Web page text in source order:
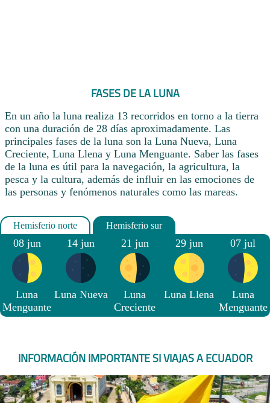
FASES DE LA LUNA
En un año la luna realiza 13 recorridos en torno a la tierra
con una duración de 28 días aproximadamente. Las
principales fases de la luna son la Luna Nueva, Luna
Creciente, Luna Llena y Luna Menguante. Saber las fases
de la luna es útil para la navegación, la agricultura, la
pesca y la cultura, además de influir en las emociones de
las personas y fenómenos naturales como las mareas.
08 jun
Luna
Menguante
14 jun
Luna Nueva
21 jun
Luna
Creciente
29 jun
Luna Llena
07 jul
Luna
Menguante
INFORMACIÓN IMPORTANTE SI VIAJAS A ECUADOR